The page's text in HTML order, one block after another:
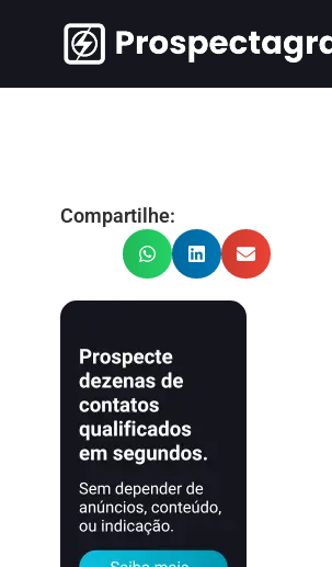
Compartilhe: